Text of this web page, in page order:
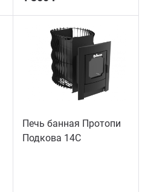
Печь банная Протопи
Подкова 14С